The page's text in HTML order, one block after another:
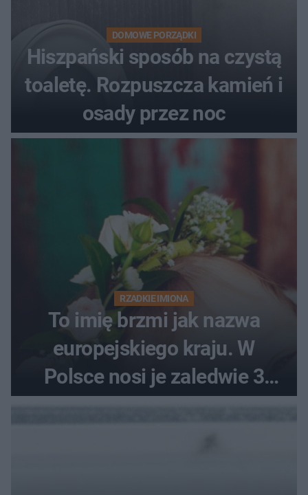
DOMOWE PORZĄDKI
Hiszpański sposób na czystą
toaletę. Rozpuszcza kamień i
osady przez noc
RZADKIE IMIONA
To imię brzmi jak nazwa
europejskiego kraju. W
Polsce nosi je zaledwie 3
kobiety